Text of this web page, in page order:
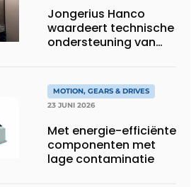
Jongerius Hanco
waardeert technische
ondersteuning van
MOTION, GEARS & DRIVES
23 JUNI 2026
Met energie-efficiënte
componenten met
lage contaminatie